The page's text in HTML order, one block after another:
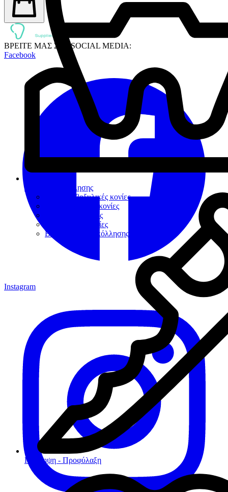
Κονίες Συγκόλλησης
Πολυκαρβοξυλικές κονίες
Υαλοϊονομερείς κονίες
Ρητινώδεις κονίες
Προσωρινές κονίες
Βοηθήματα συγκόλλησης
Πρόληψη - Προφύλαξη
ΒΡΕΙΤΕ ΜΑΣ ΣΤΑ SOCIAL MEDIA:
Facebook
Instagram